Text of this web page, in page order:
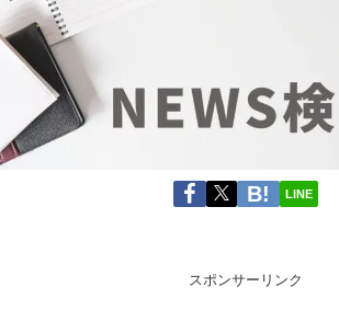
LINE
スポンサーリンク